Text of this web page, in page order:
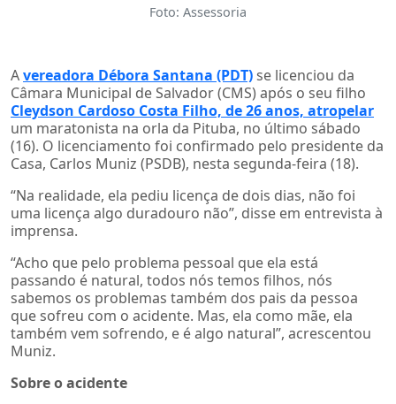
Foto: Assessoria
Avereadora Débora Santana (PDT)se licenciou da
Câmara Municipal de Salvador (CMS) após o seu filho
Cleydson Cardoso Costa Filho, de 26 anos, atropelar
um maratonista na orla da Pituba, no último sábado
(16). O licenciamento foi confirmado pelo presidente da
Casa, Carlos Muniz (PSDB), nesta segunda-feira (18).
“Na realidade, ela pediu licença de dois dias, não foi
uma licença algo duradouro não”, disse em entrevista à
imprensa.
“Acho que pelo problema pessoal que ela está
passando é natural, todos nós temos filhos, nós
sabemos os problemas também dos pais da pessoa
que sofreu com o acidente. Mas, ela como mãe, ela
também vem sofrendo, e é algo natural”, acrescentou
Muniz.
Sobre o acidente